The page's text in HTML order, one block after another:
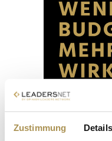
Zustimmung Details